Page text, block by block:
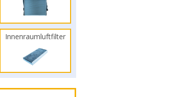
Innenraumluftfilter